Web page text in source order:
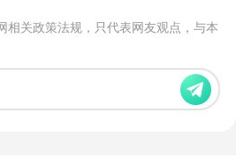
相关政策法规，只代表网友观点，与本